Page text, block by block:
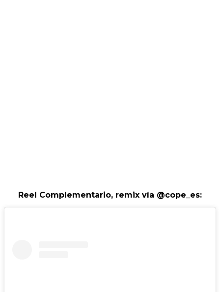
Reel Complementario, remix vía @cope_es: